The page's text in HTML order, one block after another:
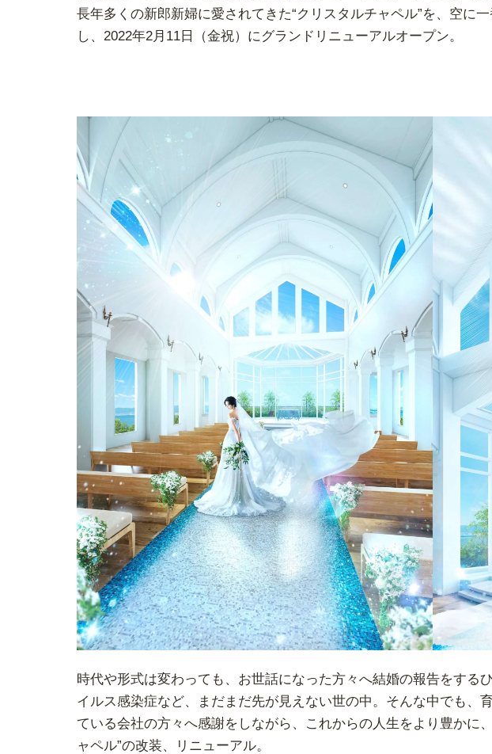
長年多くの新郎新婦に愛されてきた“クリスタルチャペル”を、 空に
し、 2022年2月11日（金祝） にグランドリニューアルオープン。
時代や形式は変わっても、お世話になった方々へ結婚の報告をする
イルス感染症など、まだまだ先が見えない世の中。そんな中でも、
ている会社の方々へ感謝をしながら、これからの人生をより豊かに
ャペル”の改装、リニューアル。